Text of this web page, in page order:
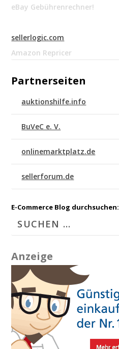
eBay Gebührenrechner!
sellerlogic.com
Amazon Repricer
Partnerseiten
auktionshilfe.info
BuVeC e. V.
onlinemarktplatz.de
sellerforum.de
E-Commerce Blog durchsuchen:
Anzeige